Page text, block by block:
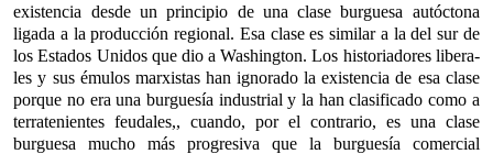
existencia desde un principio de una clase burguesa autóctona
ligada a la producción regional. Esa clase es similar a la del sur de
los Estados Unidos que dio a Washington. Los historiadores libera­
les y sus émulos marxistas han ignorado la existencia de esa clase
porque no era una burguesía industrial y la han clasificado como a
terratenientes feudales,, cuando, por el contrario, es una clase
burguesa mucho más progresiva que la burguesía comercial